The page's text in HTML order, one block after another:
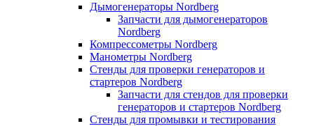
Дымогенераторы Nordberg
Запчасти для дымогенераторов
Nordberg
Компрессометры Nordberg
Манометры Nordberg
Стенды для проверки генераторов и
стартеров Nordberg
Запчасти для стендов для проверки
генераторов и стартеров Nordberg
Стенды для промывки и тестирования